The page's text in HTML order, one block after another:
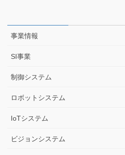
事業情報
SI事業
制御システム
ロボットシステム
IoTシステム
ビジョンシステム